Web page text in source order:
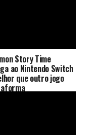
Story Time
ao Nintendo Switch
que outro jogo